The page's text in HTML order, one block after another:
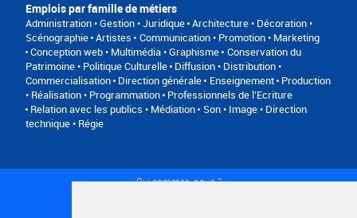
Emplois par famille de métiers
Administration • Gestion • Juridique Architecture • Décoration •
Scénographie Artistes
Communication • Promotion • Marketing
Conception web • Multimédia • Graphisme Conservation du
Patrimoine • Politique Culturelle Diffusion • Distribution •
Commercialisation Direction générale Enseignement Production
• Réalisation • Programmation Professionnels de l’Ecriture
Relation avec les publics • Médiation
Son • Image • Direction
technique • Régie
Qui sommes-nous ?